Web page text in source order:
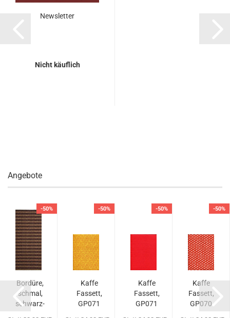
Newsletter
Nicht käuflich
Angebote
-50%
Bordüre,
schmal,
schwarz-
-50%
Kaffe
Fassett,
GP071
-50%
Kaffe
Fassett,
GP071
-50%
Kaffe
Fassett,
GP070